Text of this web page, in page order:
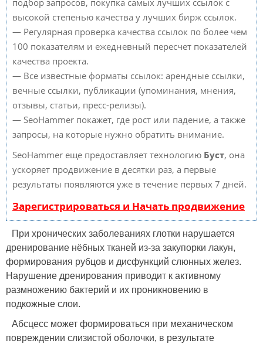
подбор запросов, покупка самых лучших ссылок с
высокой степенью качества у лучших бирж ссылок.
— Регулярная проверка качества ссылок по более чем
100 показателям и ежедневный пересчет показателей
качества проекта.
— Все известные форматы ссылок: арендные ссылки,
вечные ссылки, публикации (упоминания, мнения,
отзывы, статьи, пресс-релизы).
— SeoHammer покажет, где рост или падение, а также
запросы, на которые нужно обратить внимание.
SeoHammer еще предоставляет технологию Буст, она
ускоряет продвижение в десятки раз, а первые
результаты появляются уже в течение первых 7 дней.
Зарегистрироваться и Начать продвижение
При хронических заболеваниях глотки нарушается
дренирование нёбных тканей из-за закупорки лакун,
формирования рубцов и дисфункций слюнных желез.
Нарушение дренирования приводит к активному
размножению бактерий и их проникновению в
подкожные слои.
Абсцесс может формироваться при механическом
повреждении слизистой оболочки, в результате